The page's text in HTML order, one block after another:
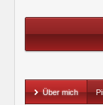
Über mich